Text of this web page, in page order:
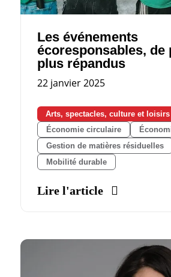
Les événements
écoresponsables, de
plus répandus
22 janvier 2025
Arts, spectacles, culture et loisirs
Économie circulaire
Gestion de matières résiduelles
Mobilité durable
Lire l'article